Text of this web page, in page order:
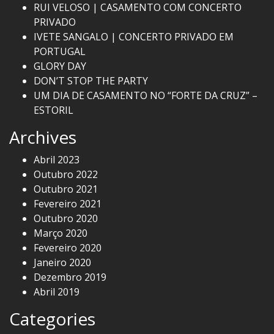
RUI VELOSO | CASAMENTO COM CONCERTO
PRIVADO
IVETE SANGALO | CONCERTO PRIVADO EM
PORTUGAL
GLORY DAY
DON’T STOP THE PARTY
UM DIA DE CASAMENTO NO “FORTE DA CRUZ” –
ESTORIL
Archives
Abril 2023
Outubro 2022
Outubro 2021
Fevereiro 2021
Outubro 2020
Março 2020
Fevereiro 2020
Janeiro 2020
Dezembro 2019
Abril 2019
Categories